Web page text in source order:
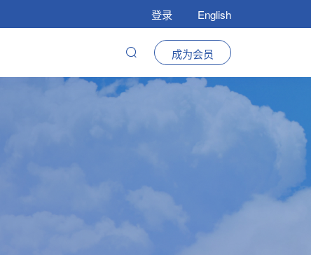
登录 English
成为会员